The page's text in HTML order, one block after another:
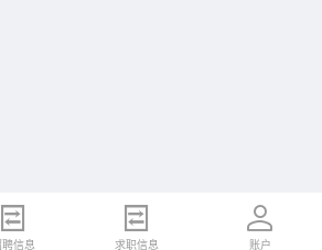
信息 求职信息 账户